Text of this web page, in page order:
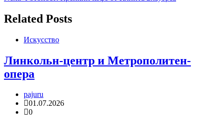
по
записям
Related Posts
Искусство
Линкольн-центр и Метрополитен-
опера
pajuru
01.07.2026
0